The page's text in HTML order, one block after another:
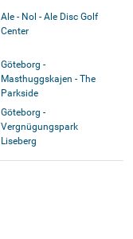
Ale - Nol - Ale Disc Golf
Center
Göteborg -
Masthuggskajen - The
Parkside
Göteborg -
Vergnügungspark
Liseberg